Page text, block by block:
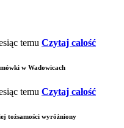
temu Czytaj całość
w Wadowicach
temu Czytaj całość
tożsamości wyróżniony